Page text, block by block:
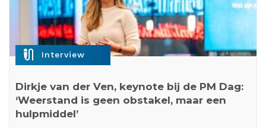
mic_external_on Interview
Dirkje van der Ven, keynote bij de PM Dag:
‘Weerstand is geen obstakel, maar een
hulpmiddel’